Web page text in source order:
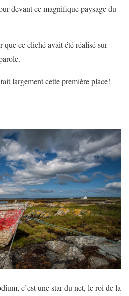
devant ce magnifique paysage du
ce cliché avait été réalisé sur
largement cette première place!
c’est une star du net, le roi de la